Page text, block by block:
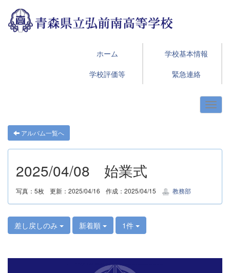
ホーム
学校基本情報
学校評価等
緊急連絡
アルバム一覧へ
2025/04/08 始業式
写真：5枚 更新：2025/04/16 作成：2025/04/15 教務部
差し戻しのみ 新着順 1件